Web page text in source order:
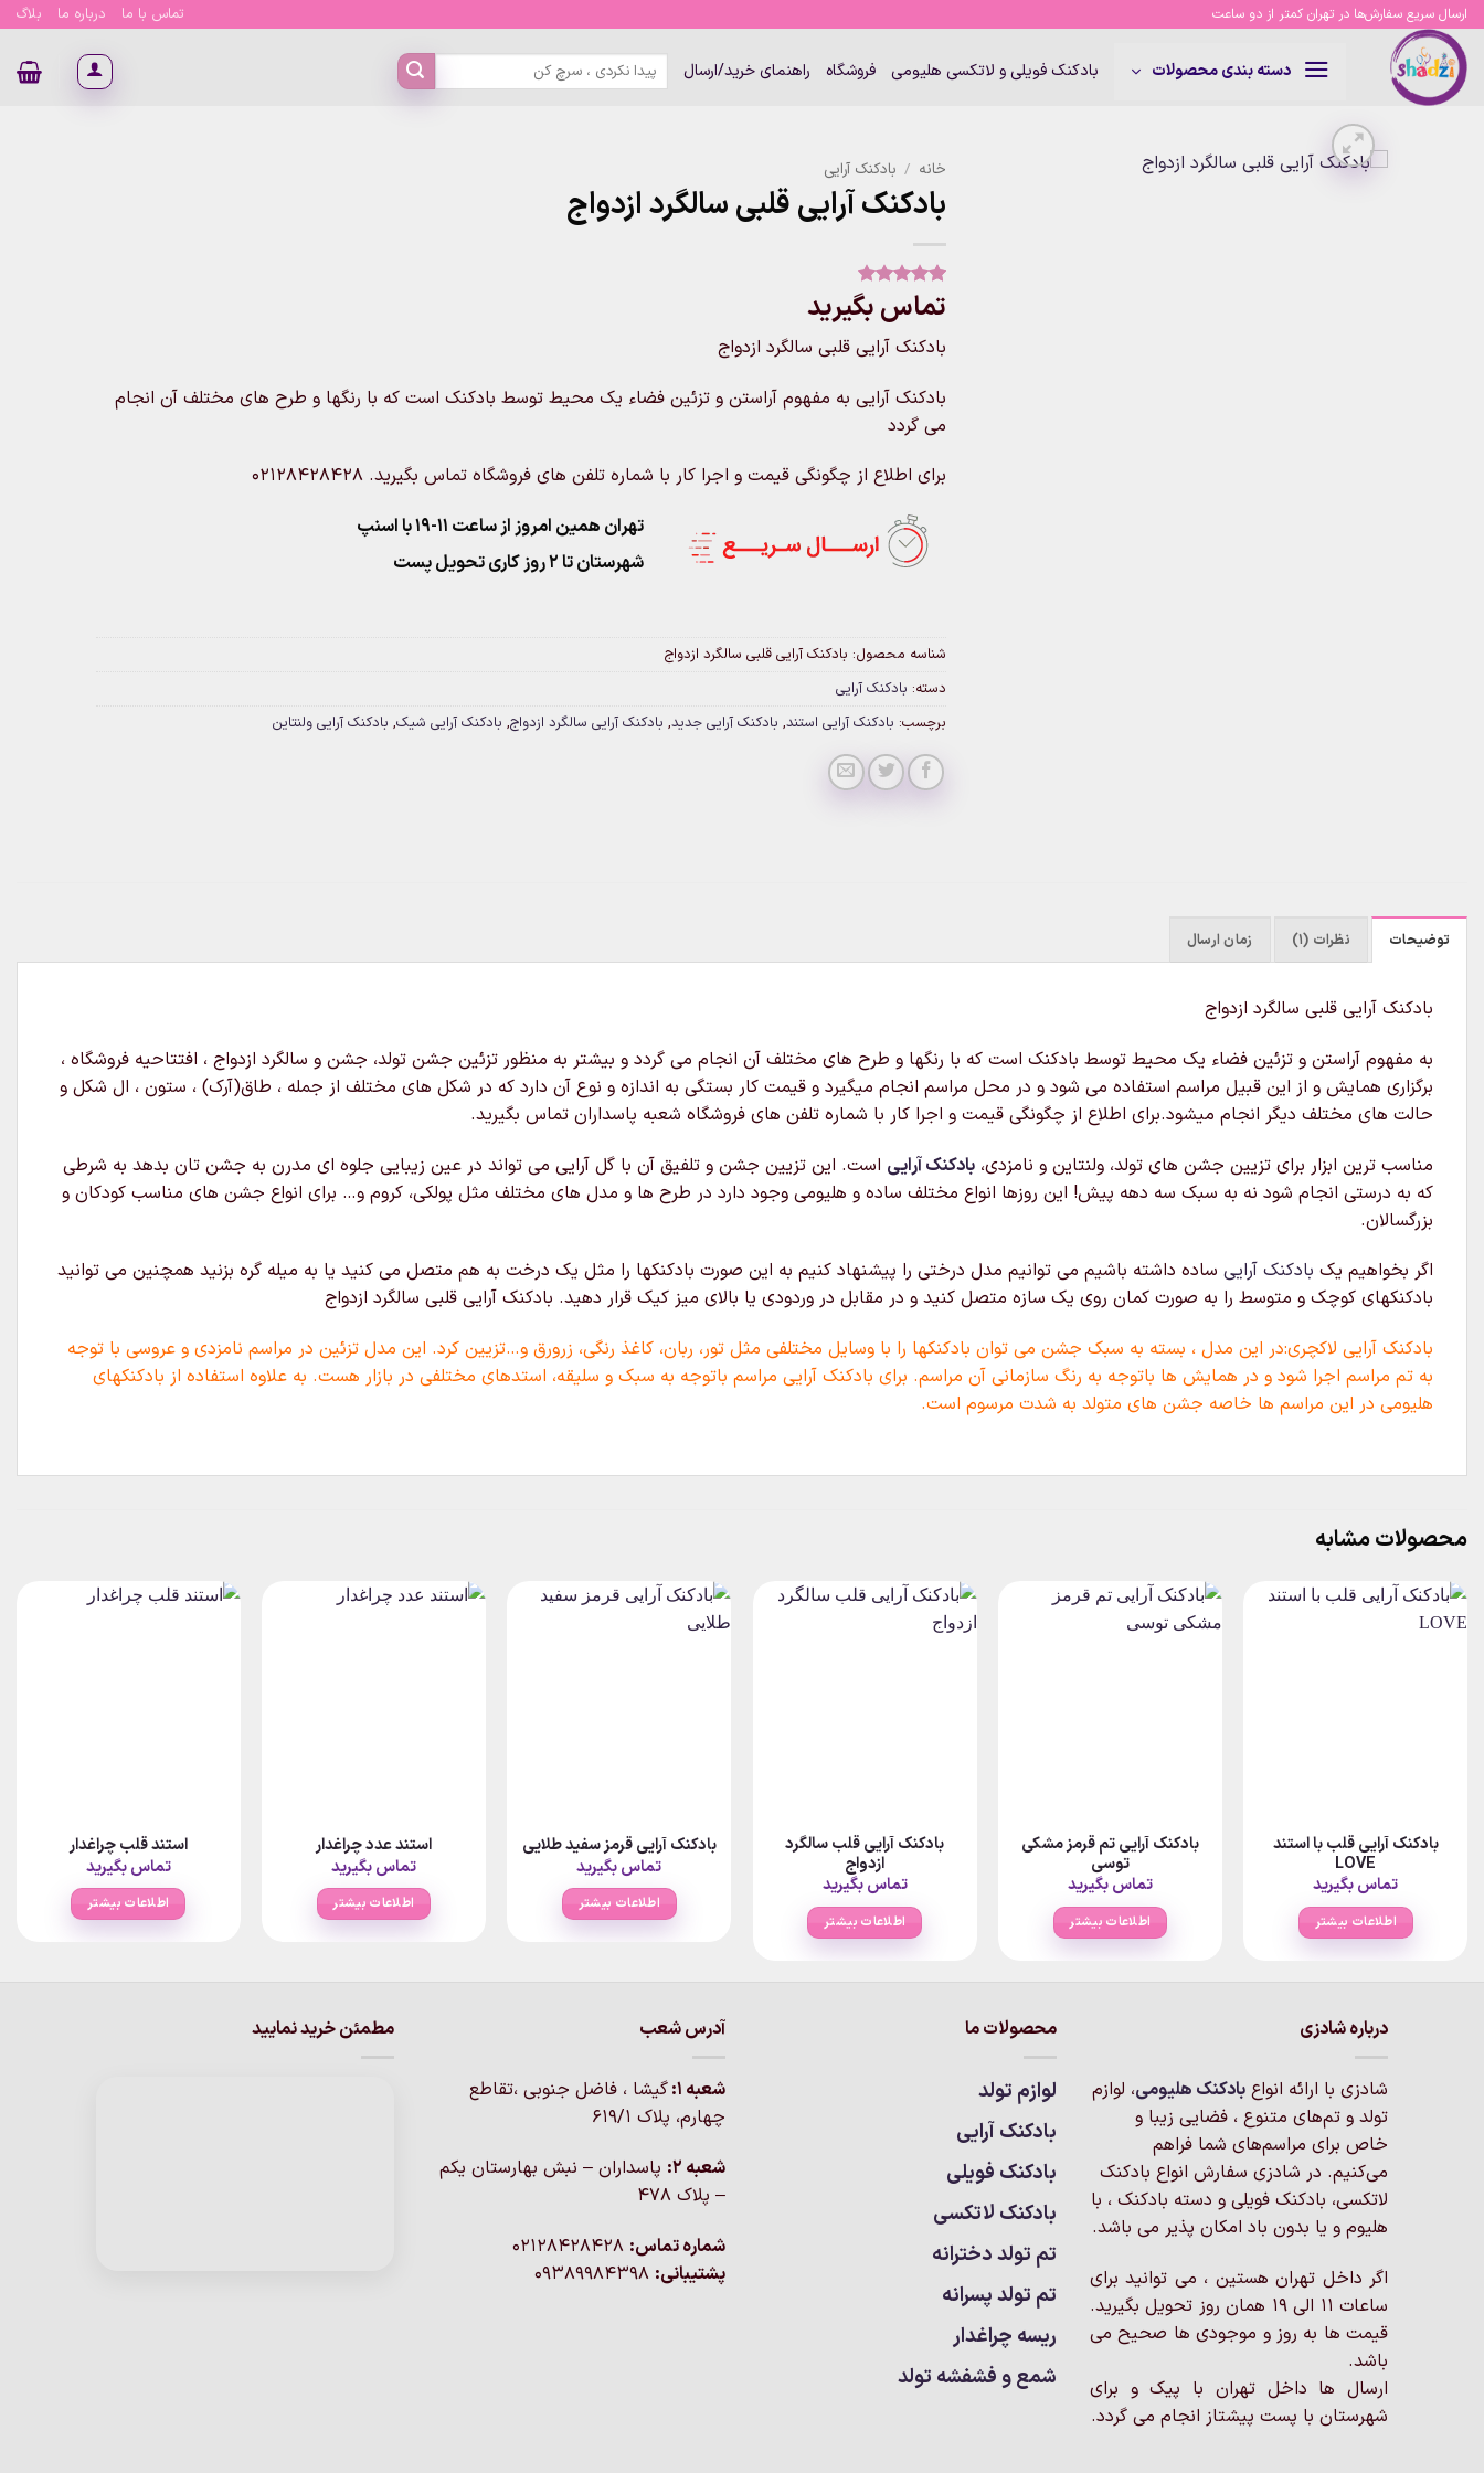
Skip
content
ارسال سریع سفارش‌ها در تهران کمتر از دو ساعت تماس با ما درباره ما بلاگ
دسته بندی محصولات بادکنک فویلی و لاتکسی هلیومی فروشگاه راهنمای خرید/ارسال
جستجو
برای:
خانه / بادکنک آرایی
بادکنک آرایی قلبی سالگرد ازدواج
امتیاز
از
5 امتیاز
1
تماس بگیرید
بادکنک آرایی قلبی سالگرد ازدواج
بادکنک آرایی به مفهوم آراستن و تزئین فضاء یک محیط توسط بادکنک است که با رنگها و طرح های مختلف آن انجام
می گردد
برای اطلاع از چگونگی قیمت و اجرا کار با شماره تلفن های فروشگاه تماس بگیرید. 02128428428
تهران همین امروز از ساعت ۱۱-۱۹ با اسنپ
شهرستان تا 2 روز کاری تحویل پست
شناسه محصول: بادکنک آرایی قلبی سالگرد ازدواج
دسته: بادکنک آرایی
برچسب: بادکنک آرایی استند, بادکنک آرایی جدید, بادکنک آرایی سالگرد ازدواج, بادکنک آرایی شیک, بادکنک آرایی ولنتاین
توضیحات نظرات (1) زمان ارسال
بادکنک آرایی قلبی سالگرد ازدواج
به مفهوم آراستن و تزئین فضاء یک محیط توسط بادکنک است که با رنگها و طرح های مختلف آن انجام می گردد و بیشتر به منظور تزئین جشن تولد، جشن و سالگرد ازدواج ، افتتاحیه فروشگاه ،
برگزاری همایش و از این قبیل مراسم استفاده می شود و در محل مراسم انجام میگیرد و قیمت کار بستگی به اندازه و نوع آن دارد که در شکل های مختلف از جمله ، طاق(آرک) ، ستون ، ال شکل و
حالت های مختلف دیگر انجام میشود.برای اطلاع از چگونگی قیمت و اجرا کار با شماره تلفن های فروشگاه شعبه پاسداران تماس بگیرید.
مناسب ترین ابزار برای تزیین جشن های تولد، ولنتاین و نامزدی، بادکنک آرایی است. این تزیین جشن و تلفیق آن با گل آرایی می تواند در عین زیبایی جلوه ای مدرن به جشن تان بدهد به شرطی
که به درستی انجام شود نه به سبک سه دهه پیش! این روزها انواع مختلف ساده و هلیومی وجود دارد در طرح ها و مدل های مختلف مثل پولکی، کروم و… برای انواع جشن های مناسب کودکان و
بزرگسالان.
اگر بخواهیم یک بادکنک آرایی ساده داشته باشیم می توانیم مدل درختی را پیشنهاد کنیم به این صورت بادکنکها را مثل یک درخت به هم متصل می کنید یا به میله گره بزنید همچنین می توانید
بادکنکهای کوچک و متوسط را به صورت کمان روی یک سازه متصل کنید و در مقابل در وردودی یا بالای میز کیک قرار دهید. بادکنک آرایی قلبی سالگرد ازدواج
بادکنک آرایی لاکچری:در این مدل ، بسته به سبک جشن می توان بادکنکها را با وسایل مختلفی مثل تور، ربان، کاغذ رنگی، زرورق و…تزیین کرد. این مدل تزئین در مراسم نامزدی و عروسی با توجه
به تم مراسم اجرا شود و در همایش ها باتوجه به رنگ سازمانی آن مراسم. برای بادکنک آرایی مراسم باتوجه به سبک و سلیقه، استدهای مختلفی در بازار هست. به علاوه استفاده از بادکنکهای
هلیومی در این مراسم ها خاصه جشن های متولد به شدت مرسوم است.
محصولات مشابه
بادکنک آرایی قلب با استند
LOVE
تماس بگیرید
اطلاعات بیشتر
بادکنک آرایی تم قرمز مشکی
توسی
تماس بگیرید
اطلاعات بیشتر
بادکنک آرایی قلب سالگرد
ازدواج
تماس بگیرید
اطلاعات بیشتر
بادکنک آرایی قرمز سفید طلایی
تماس بگیرید
اطلاعات بیشتر
استند عدد چراغدار
تماس بگیرید
اطلاعات بیشتر
استند قلب چراغدار
تماس بگیرید
اطلاعات بیشتر
درباره شادزی
شادزی با ارائه انواع بادکنک‌ هلیومی، لوازم
تولد و تم‌های متنوع ، فضایی زیبا و
خاص برای مراسم‌های شما فراهم
می‌کنیم. در شادزی سفارش انواع بادکنک
لاتکسی، بادکنک فویلی و دسته بادکنک ، با
هلیوم و یا بدون باد امکان پذیر می باشد.
اگر داخل تهران هستین ، می توانید برای
ساعات 11 الی 19 همان روز تحویل بگیرید.
قیمت ها به روز و موجودی ها صحیح می
باشد.
ارسال ها داخل تهران با پیک و برای
شهرستان با پست پیشتاز انجام می گردد.
محصولات ما
لوازم تولد
بادکنک آرایی
بادکنک فویلی
بادکنک لاتکسی
تم تولد دخترانه
تم تولد پسرانه
ریسه چراغدار
شمع و فشفشه تولد
آدرس شعب
شعبه 1:
گيشا ، فاضل جنوبی ،تقاطع
چهارم، پلاک 619/1
شعبه 2:
پاسداران – نبش بهارستان یکم
– پلاک ۴۷۸
شماره تماس:
پشتیبانی:
مطمئن خرید نمایید